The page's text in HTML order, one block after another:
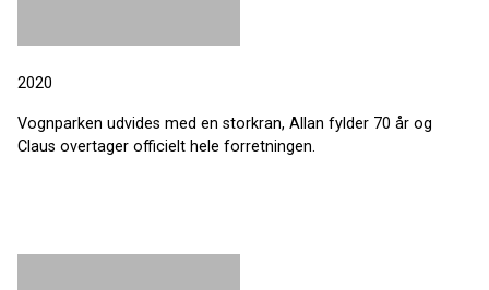
2020
Vognparken udvides med en storkran, Allan fylder 70 år og
Claus overtager officielt hele forretningen.